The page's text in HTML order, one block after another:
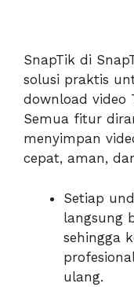
SnapTik di
solusi praktis
download video
Semua fitur
menyimpan
cepat, aman,
Setiap
langsung
sehingga
ulang.